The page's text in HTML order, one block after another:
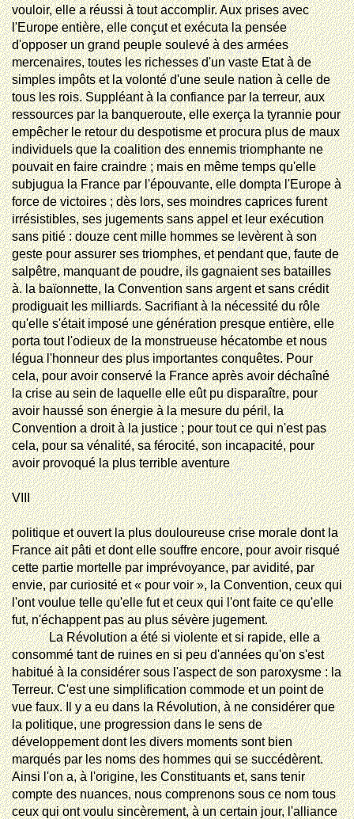
vouloir, elle a réussi à tout accomplir. Aux prises avec
l'Europe entière, elle conçut et exécuta la pensée
d'opposer un grand peuple soulevé à des armées
mercenaires, toutes les richesses d'un vaste Etat à de
simples impôts et la volonté d'une seule nation à celle de
tous les rois. Suppléant à la confiance par la terreur, aux
ressources par la banqueroute, elle exerça la tyrannie pour
empêcher le retour du despotisme et procura plus de maux
individuels que la coalition des ennemis triomphante ne
pouvait en faire craindre ; mais en même temps qu'elle
subjugua la France par l'épouvante, elle dompta l'Europe à
force de victoires ; dès lors, ses moindres caprices furent
irrésistibles, ses jugements sans appel et leur exécution
sans pitié : douze cent mille hommes se levèrent à son
geste pour assurer ses triomphes, et pendant que, faute de
salpêtre, manquant de poudre, ils gagnaient ses batailles
à. la baïonnette, la Convention sans argent et sans crédit
prodiguait les milliards. Sacrifiant à la nécessité du rôle
qu'elle s'étaitimposéune génération presque entière, elle
porta tout l'odieux de la monstrueuse hécatombe et nous
légua l'honneur des plus importantes conquêtes. Pour
cela, pour avoir conservé la France après avoir déchaîné
la crise au sein de laquelle elle eût pu disparaître, pour
avoir haussé son énergie à la mesure du péril, la
Convention a droit à la justice ; pour tout ce qui n'est pas
cela, pour sa vénalité, sa férocité, son incapacité, pour
avoir provoqué la plus terrible aventure
VIII
politiqueet ouvert la plus douloureuse crise morale dont la
France ait pâti et dont elle souffre encore, pour avoir risqué
cette partie mortelle par imprévoyance, par avidité, par
envie, par curiosité et « pour voir », la Convention, ceux qui
l'ont voulue telle qu'elle fut et ceux qui l'ont faite ce qu'elle
fut, n'échappent pas au plus sévère jugement.
La Révolution a été si violente et si rapide, elle a
consommé tant de ruines en si peu d'années qu'on s'est
habitué à la considérer sous l'aspect de son paroxysme : la
Terreur. C'est une simplification commode et un point de
vue faux. Il y a eu dans la Révolution, à ne considérer que
la politique, une progression dans le sens de
développement dont les divers momentssontbien
marqués par les noms des hommes qui se succédèrent.
Ainsi l'on a, à l'origine, les Constituants et, sans tenir
compte des nuances, nous comprenons sous ce nom tous
ceux qui ont voulu sincèrement, à un certain jour, l'alliance